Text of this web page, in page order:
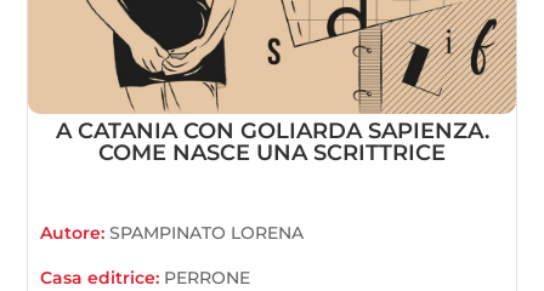
A CATANIA CON GOLIARDA SAPIENZA.
COME NASCE UNA SCRITTRICE
Autore:SPAMPINATO LORENA
Casa editrice: PERRONE